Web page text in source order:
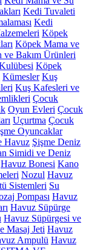
Kedi Tuvaleti
Kedi
Köpek
Köpek Mama ve
Bakım Ürünleri
Köpek
Kümesler Kuş
Kuş Kafesleri ve
Çocuk
Oyun Evleri Çocuk
Uçurtma Çocuk
Oyuncaklar
Havuz Şişme Deniz
Simidi ve Deniz
Havuz Bonesi Kano
Nozul Havuz
Sistemleri Su
Pompası Havuz
Havuz Süpürge
Havuz Süpürgesi ve
Masaj Jeti Havuz
Ampulü Havuz